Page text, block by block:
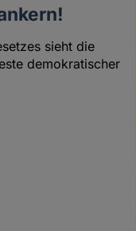
sieht die
demokratischer